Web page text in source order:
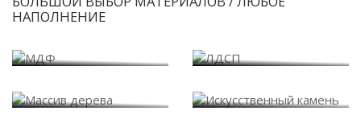
НАПОЛНЕНИЕ